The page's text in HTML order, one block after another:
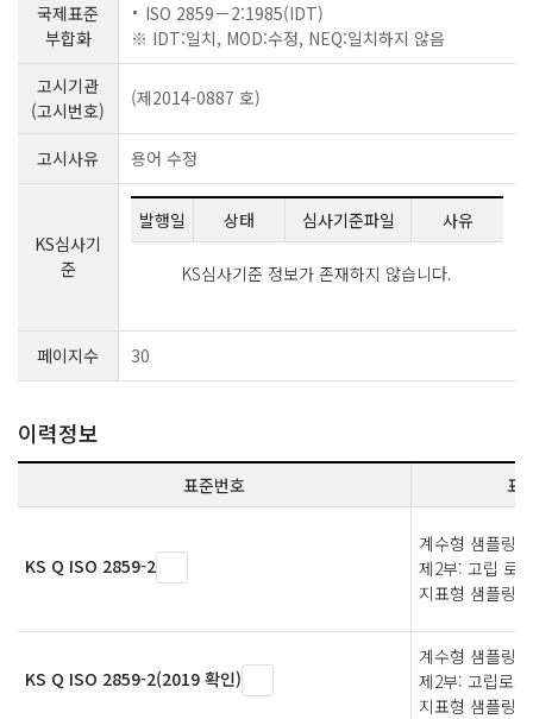
국제표준
부합화
ISO 2859－2:1985(IDT)
※ IDT:일치, MOD:수정, NEQ:일치하지 않음
고시기관
(고시번호)
(제2014-0887 호)
고시사유 용어 수정
KS심사기
준
발행일 상태 심사기준파일 사유
KS심사기준 정보가 존재하지 않습니다.
페이지수 30
이력정보
표준번호 표
KS Q ISO 2859-2
계수형 샘플링
제2부: 고립 로
지표형 샘플링
KS Q ISO 2859-2(2019 확인)
계수형 샘플링
제2부: 고립로
지표형 샘플링